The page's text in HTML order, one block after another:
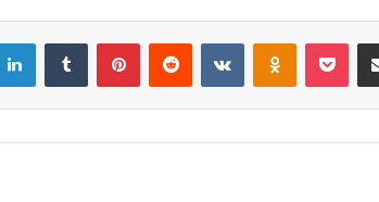
LinkedinTumblr PinterestReddit VKontakte